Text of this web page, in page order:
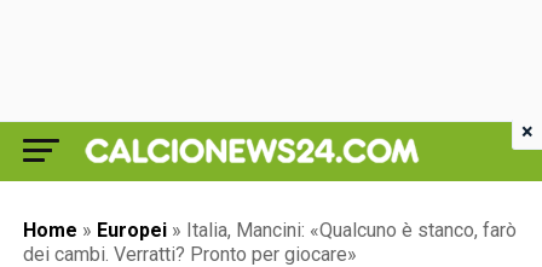
Home » Europei » Italia, Mancini: «Qualcuno è stanco, farò
dei cambi. Verratti? Pronto per giocare»
×